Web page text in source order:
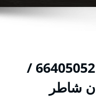
صباغ الشاليهات رقم / 66405052 /
شاطر